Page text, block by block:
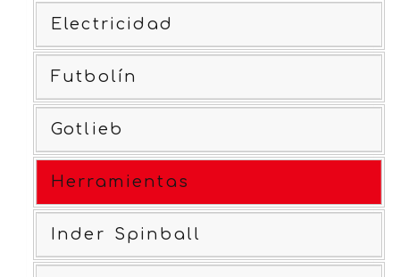
Electricidad
Futbolín
Gotlieb
Herramientas
Inder Spinball